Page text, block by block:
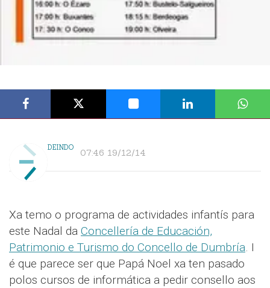
DEINDO 07:46 19/12/14
Xa temo o programa de actividades infantís para
este Nadal da Concellería de Educación,
Patrimonio e Turismo do Concello de Dumbría. I
é que parece ser que Papá Noel xa ten pasado
polos cursos de informática a pedir consello aos